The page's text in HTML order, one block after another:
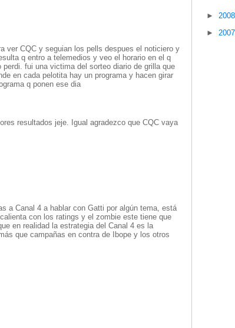
ver CQC y seguian los pells despues el noticiero y
q entro a telemedios y veo el horario en el q
fui una victima del sorteo diario de grilla que
en cada pelotita hay un programa y hacen girar
q ponen ese dia
resultados jeje. Igual agradezco que CQC vaya
a Canal 4 a hablar con Gatti por algún tema, está
con los ratings y el zombie este tiene que
en realidad la estrategia del Canal 4 es la
que campañas en contra de Ibope y los otros
►
►